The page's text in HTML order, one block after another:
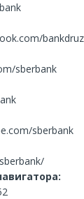
sberbank
sberbank